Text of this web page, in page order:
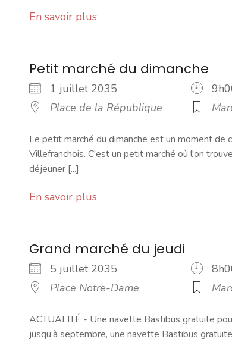
En savoir plus
Petit marché du dimanche
1 juillet 2035
Place de la République
Le petit marché du dimanche est un moment de
Villefranchois. C'est un petit marché où l'on
déjeuner [...]
En savoir plus
Grand marché du jeudi
5 juillet 2035
Place Notre-Dame
ACTUALITÉ - Une navette Bastibus gratuite
jusqu’à septembre, une navette Bastibus